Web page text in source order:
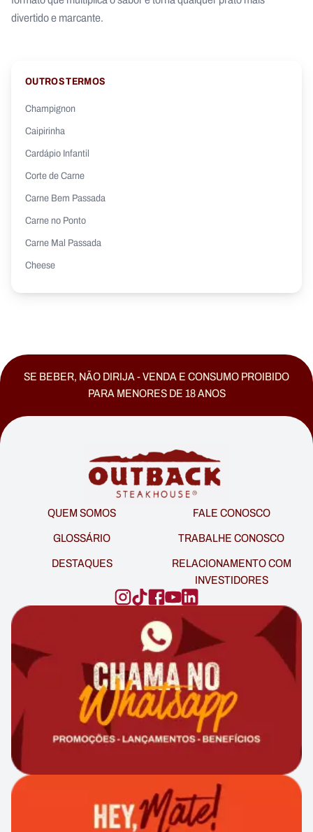
divertido e marcante.
OUTROS TERMOS
Champignon
Caipirinha
Cardápio Infantil
Corte de Carne
Carne Bem Passada
Carne no Ponto
Carne Mal Passada
Cheese
Crouton
Cheddar
Chicken Fingers Jumbo
Caesar Salad
SE BEBER, NÃO DIRIJA - VENDA E CONSUMO PROIBIDO
PARA MENORES DE 18 ANOS
QUEM SOMOS
FALE CONOSCO
GLOSSÁRIO
TRABALHE CONOSCO
DESTAQUES
RELACIONAMENTO COM
INVESTIDORES